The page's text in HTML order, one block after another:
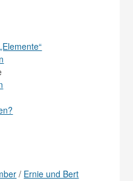
/ Ernie und Bert